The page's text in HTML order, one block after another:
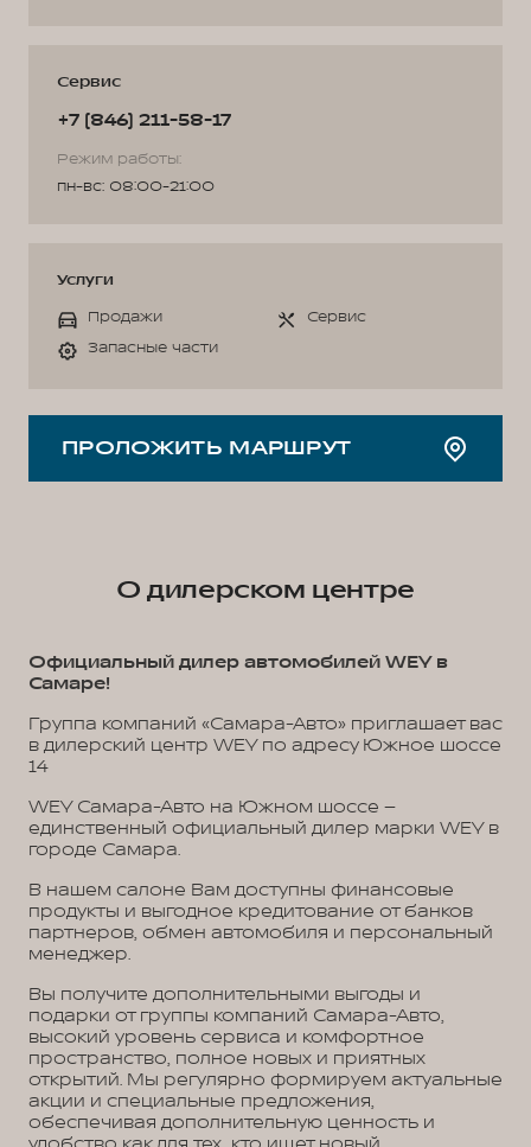
Сервис
+7 (846) 211-58-17
Режим работы:
пн-вс: 08:00-21:00
Услуги
Продажи
Сервис
Запасные части
ПРОЛОЖИТЬ МАРШРУТ
О дилерском центре
Официальный дилер автомобилей WEY в
Самаре!
Группа компаний «Самара-Авто» приглашает вас
в дилерский центр WEY по адресу Южное шоссе
14
WEY Самара-Авто на Южном шоссе –
единственный официальный дилер марки WEY в
городе Самара.
В нашем салоне Вам доступны финансовые
продукты и выгодное кредитование от банков
партнеров, обмен автомобиля и персональный
менеджер.
Вы получите дополнительными выгоды и
подарки от группы компаний Самара-Авто,
высокий уровень сервиса и комфортное
пространство, полное новых и приятных
открытий. Мы регулярно формируем актуальные
акции и специальные предложения,
обеспечивая дополнительную ценность и